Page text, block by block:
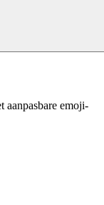
aanpasbare emoji-